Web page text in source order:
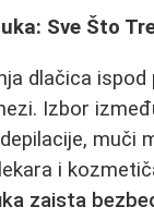
Sve Što
dlačica
Izbor
muči
i
zaista